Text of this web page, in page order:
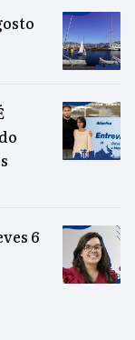
6